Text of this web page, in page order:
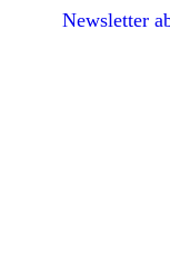
Newsletter